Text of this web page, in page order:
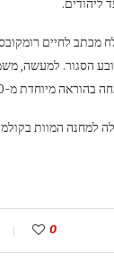
ליהודים.
שיפר, שלח מכתב
הסגור. למעשה,
ביהודים שינסו לעזוב את הגטו.
0